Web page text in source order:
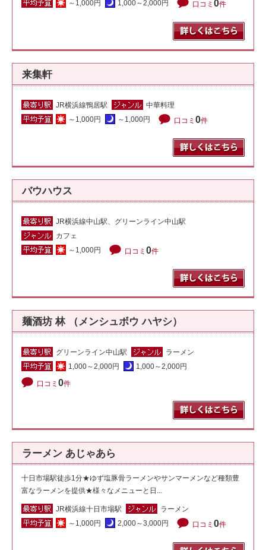
～1,000円
1,000～2,000円 口コミ 0件
来集軒
JR横浜線鴨居駅
中華料理
～1,000円
～1,000円 口コミ 0件
バウハウス
JR横浜線中山駅、グリーンライン中山駅
カフェ
～1,000円
口コミ 0件
麺酒坊 林 （メンシュボウ ハヤシ）
グリーンライン中山駅
ラーメン
1,000～2,000円
1,000～2,000円
口コミ 0件
ラーメン あじゃあら
十日市場駅徒歩1分★ゆず塩豚骨ラーメンやサンマーメンなど種類豊
富なラーメンを提供★様々なメニューと日...
JR横浜線十日市場駅
ラーメン
～1,000円
2,000～3,000円 口コミ 0件